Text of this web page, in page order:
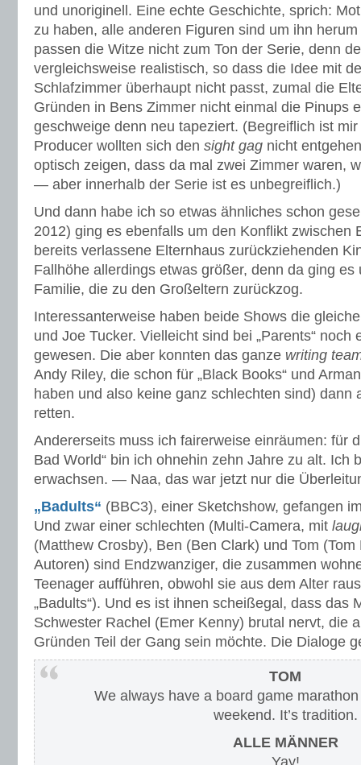
und unoriginell. Eine echte Geschichte, sprich:
zu haben, alle anderen Figuren sind um ihn
passen die Witze nicht zum Ton der Serie, denn
vergleichsweise realistisch, so dass die Idee mit
Schlafzimmer überhaupt nicht passt, zumal die
Gründen in Bens Zimmer nicht einmal die Pinups
geschweige denn neu tapeziert. (Begreiflich ist
Producer wollten sich den sight gag nicht
optisch zeigen, dass da mal zwei Zimmer waren,
— aber innerhalb der Serie ist es unbegreiflich.)
Und dann habe ich so etwas ähnliches schon
2012) ging es ebenfalls um den Konflikt zwischen
bereits verlassene Elternhaus zurückziehenden
Fallhöhe allerdings etwas größer, denn da ging es
Familie, die zu den Großeltern zurückzog.
Interessanterweise haben beide Shows die
und Joe Tucker. Vielleicht sind bei „Parents“ noch
gewesen. Die aber konnten das ganze writing
Andy Riley, die schon für „Black Books“ und
haben und also keine ganz schlechten sind) dann
retten.
Andererseits muss ich fairerweise einräumen: für
Bad World“ bin ich ohnehin zehn Jahre zu alt. Ich
erwachsen. — Naa, das war jetzt nur die
„Badults“ (BBC3), einer Sketchshow, gefangen
Und zwar einer schlechten (Multi-Camera, mit
(Matthew Crosby), Ben (Ben Clark) und Tom
Autoren) sind Endzwanziger, die zusammen
Teenager aufführen, obwohl sie aus dem Alter
„Badults“). Und es ist ihnen scheißegal, dass das
Schwester Rachel (Emer Kenny) brutal nervt, die
Gründen Teil der Gang sein möchte. Die Dialoge
TOM
We always have a board game
weekend. It’s tradition.
ALLE MÄNNER
Yay!